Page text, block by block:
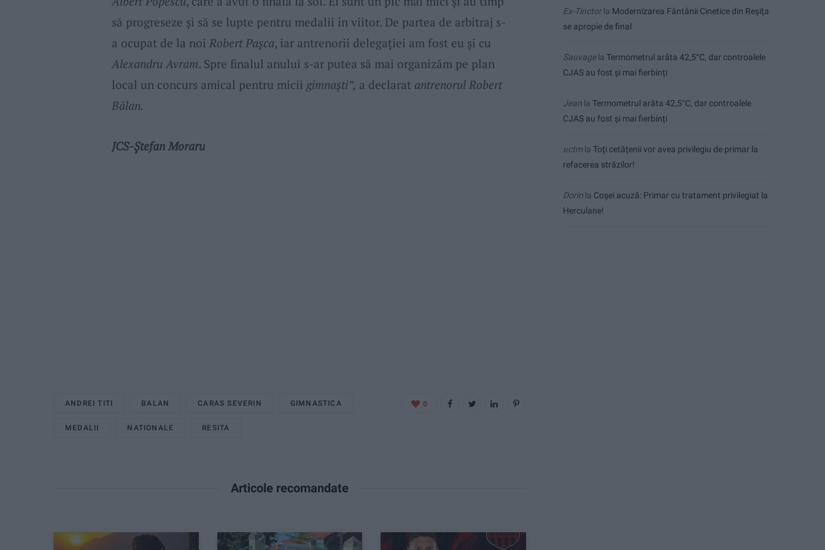
să progreseze și să se lupte pentru medalii în viitor. De partea de arbitraj s-
a ocupat de la noi Robert Pașca, iar antrenorii delegației am fost eu și cu
Alexandru Avram. Spre finalul anului s-ar putea să mai organizăm pe plan
local un concurs amical pentru micii gimnaști”, a declarat antrenorul Robert
Bălan.
JCS-Ștefan Moraru
ANDREI TITI BALAN CARAS SEVERIN GIMNASTICA
MEDALII NATIONALE RESITA
0
Articole recomandate
Ex-Tinctorla Modernizarea Fântânii Cinetice din Reșița
se apropie de final
Sauvagela Termometrul arăta 42,5°C, dar controalele
CJAS au fost și mai fierbinți
Jean la Termometrul arăta 42,5°C, dar controalele
CJAS au fost și mai fierbinți
uctmla Toți cetățenii vor avea privilegiu de primar la
refacerea străzilor!
Dorin la Coșei acuză: Primar cu tratament privilegiat la
Herculane!